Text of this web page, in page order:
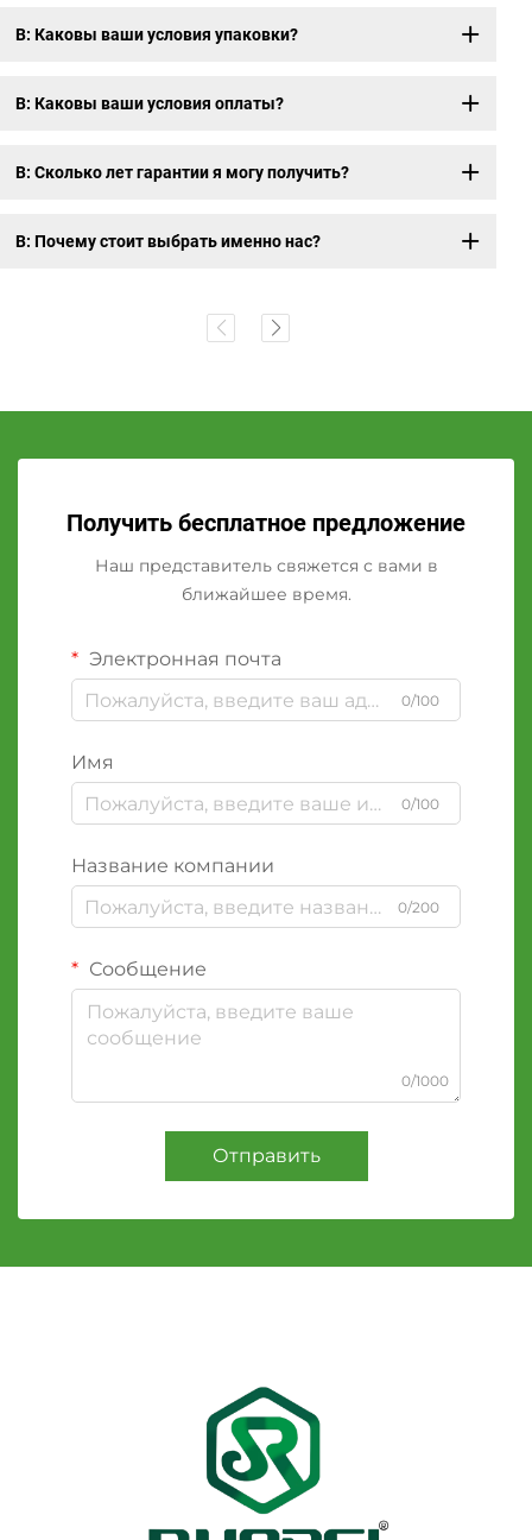
В: Каковы ваши условия упаковки?
В: Каковы ваши условия оплаты?
В: Сколько лет гарантии я могу получить?
В: Почему стоит выбрать именно нас?
Получить бесплатное предложение
Наш представитель свяжется с вами в
ближайшее время.
Электронная почта
0/100
Имя
0/100
Название компании
0/200
Сообщение
0/1000
Отправить